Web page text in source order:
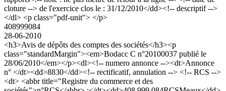
cloture --> de l'exercice clos le : 31/12/2010</dd><!-- descriptif -->
</dl> <p class="pdf-unit"> </p>
408999084
28-06-2010
<h3>Avis de dépôts des comptes des sociétés</h3><p
class="standardMargin"><em>Bodacc C n°20100037 publié le
28/06/2010</em></p><dl><!-- numero annonce --><dt>Annonce
n° </dt><dd>8830</dd><!-- rectificatif, annulation --> <!-- RCS -->
<dt> <abbr title="Registre du commerce et des